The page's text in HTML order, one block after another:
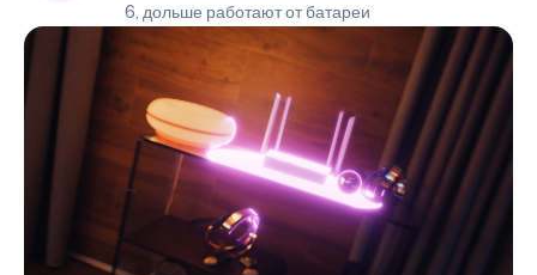
6, дольше работают от батареи